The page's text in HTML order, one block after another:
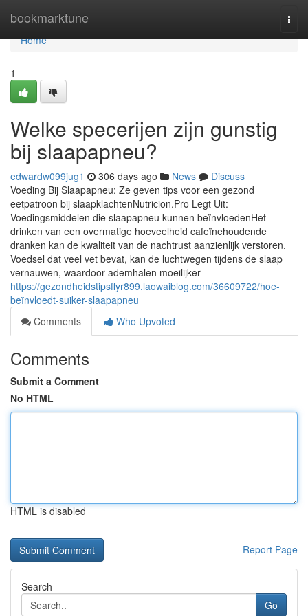
bookmarktune
Home
Home
1
Welke specerijen zijn gunstig
bij slaapapneu?
edwardw099jug1 306 days ago News
Discuss
Voeding Bij Slaapapneu: Ze geven tips voor een gezond
eetpatroon bij slaapklachtenNutricion.Pro Legt Uit:
Voedingsmiddelen die slaapapneu kunnen beïnvloedenHet
drinken van een overmatige hoeveelheid cafeïnehoudende
dranken kan de kwaliteit van de nachtrust aanzienlijk verstoren.
Voedsel dat veel vet bevat, kan de luchtwegen tijdens de slaap
vernauwen, waardoor ademhalen moeilijker
https://gezondheidstipsffyr899.laowaiblog.com/36609722/hoe-
beïnvloedt-suiker-slaapapneu
Comments
Who Upvoted
Comments
Submit a Comment
No HTML
HTML is disabled
Report Page
Search
Go